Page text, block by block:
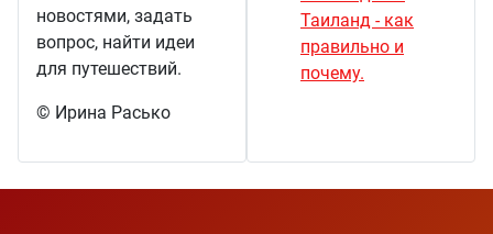
новостями, задать
вопрос, найти идеи
для путешествий.
© Ирина Расько
Таиланд - как
правильно и
почему.